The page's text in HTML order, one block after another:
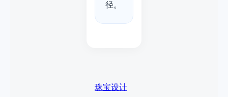
径。
珠宝设计